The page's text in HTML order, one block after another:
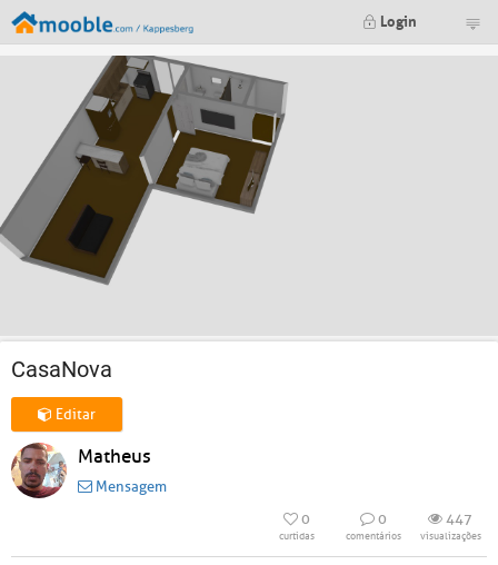
Login
CasaNova
Editar
Matheus
Mensagem
0
curtidas
0
comentários
447
visualizações